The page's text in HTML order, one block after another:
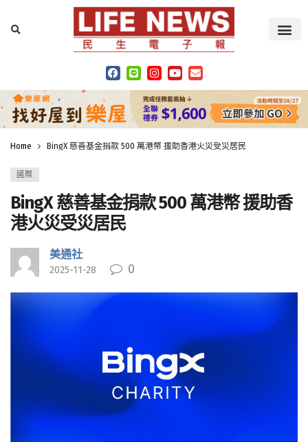
Home BingX 慈善基金捐款 500 萬港幣 援助香港火災受災居民
國際
BingX 慈善基金捐款 500 萬港幣 援助香
港火災受災居民
美通社
2025-11-28 0